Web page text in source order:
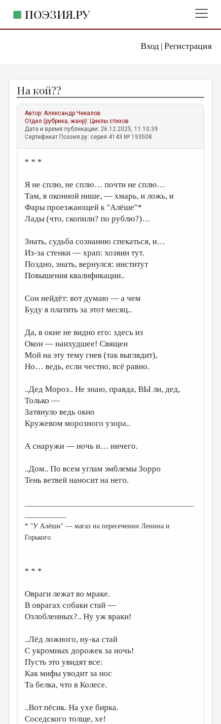
Вход| Регистрация
ПОЭЗИЯ.РУ
ЖАНРЫ
АВТОРЫ
КОММЕНТАРИИ
ЛИТСАЛОН
НОВОСТИ
ПРАВИЛА САЙТА
ОТДЕЛЫ И РУБРИКИ
ИЗБРАННОЕ
ПРОИЗВЕДЕНИЯ
ПЕРЕВОДЫ
ДЕТСКАЯ КОМНАТА
ОБЗОР ЛИТЕРАТУРЫ
СТРАНИЦЫ ПАМЯТИ
КОЛОНКА РЕДАКТОРА
РЕДКОЛЛЕГИЯ
ОТ РЕДАКЦИИ
МАЛАЯ ПРОЗА
ЛИТЕРАТУРОВЕДЕНИЕ
ПУБЛИЦИСТИКА
РЕЦЕНЗИРОВАНИЕ
ТРЕДИАКОВСКИЙ
ВКОНТАКТЕ
На кой??
Автор:Александр Чекалов
Отдел (рубрика, жанр): Циклы стихов
Дата и время публикации: 26.12.2025, 11:10:39
Сертификат Поэзия.ру: серия 4143 № 193508
* * *
Я не сплю, не сплю… почти не сплю…
Там, в оконной нише, — хмарь, и ложь, и
Фары проезжающей к "Алёше"*
Лады (что, скопили? по рублю?)…
Знать, судьба сознанию спекаться, и…
Из-за стенки — храп: хозяин тут.
Поздно, знать, вернулся: институт
Повышения квалификации..
Сон нейдёт: вот думаю — а чем
Буду я платить за этот месяц..
Да, в окне не видно его: здесь из
Окон — наихудшее! Священ
Мой на эту тему гнев (так выглядит),
Но… ведь, если честно, всё равно.
..Дед Мороз.. Не знаю, правда, ВЫ ли, дед,
Только —
Затянуло ведь окно
Кружевом морозного узора..
А снаружи — ночь и… ничего.
..Дом.. По всем углам эмблемы Зорро
Тень ветвей наносит на него.
* "У Алёши" — магаз на пересечении Ленина и
Горького
* * *
Овраги лежат во мраке.
В оврагах собаки стай —
Озлобленных?.. Ну уж враки!
..Лёд ложного, ну-ка стай
С укромных дорожек за ночь!
Пусть это увидят все:
Как мифы уводит за нос
Та белка, что в Колесе.
..Вот пёсик. На ухе бирка.
Соседского толще, хе!